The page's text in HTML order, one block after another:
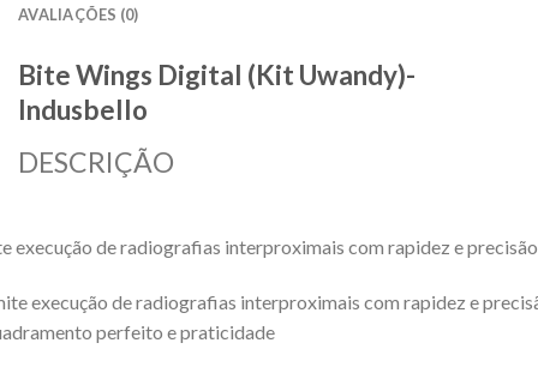
AVALIAÇÕES (0)
Bite Wings Digital (Kit Uwandy)-
Indusbello
DESCRIÇÃO
execução de radiografias interproximais com rapidez e
execução de radiografias interproximais com rapidez e
perfeito e praticidade